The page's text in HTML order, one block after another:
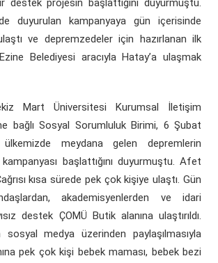
destek projesin başlattığını duyurmuştu.
duyurulan kampanyaya gün içerisinde
ve depremzedeler için hazırlanan ilk
Belediyesi aracıyla Hatay’a ulaşmak
Mart Üniversitesi Kurumsal İletişim
bağlı Sosyal Sorumluluk Birimi, 6 Şubat
meydana gelen depremlerin
başlattığını duyurmuştu. Afet
kısa sürede pek çok kişiye ulaştı. Gün
akademisyenlerden ve idari
destek ÇOMÜ Butik alanına ulaştırıldı.
medya üzerinden paylaşılmasıyla
pek çok kişi bebek maması, bebek bezi